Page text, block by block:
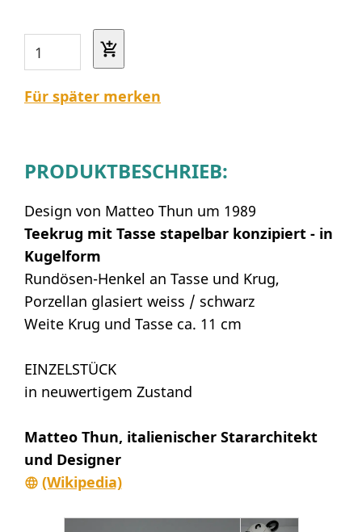
Für später merken
PRODUKTBESCHRIEB:
Design von Matteo Thun um 1989
Teekrug mit Tasse stapelbar konzipiert - in
Kugelform
Rundösen-Henkel an Tasse und Krug,
Porzellan glasiert weiss / schwarz
Weite Krug und Tasse ca. 11 cm
EINZELSTÜCK
in neuwertigem Zustand
Matteo Thun, italienischer Stararchitekt
und Designer
(Wikipedia)